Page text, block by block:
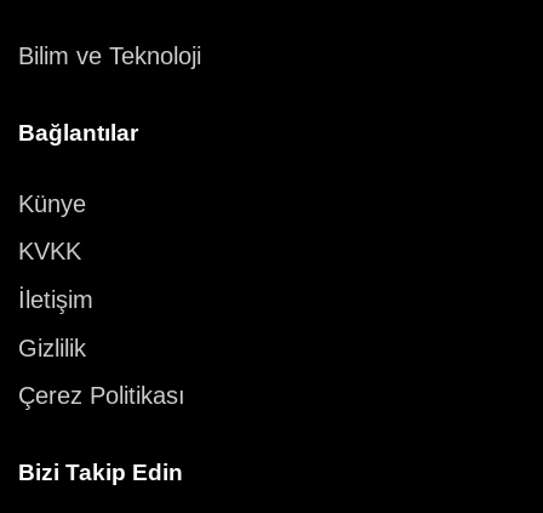
Bilim ve Teknoloji
Bağlantılar
Künye
KVKK
İletişim
Gizlilik
Çerez Politikası
Bizi Takip Edin